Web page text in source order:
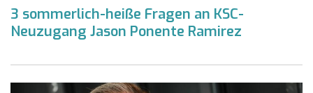
3 sommerlich-heiße Fragen an KSC-
Neuzugang Jason Ponente Ramirez